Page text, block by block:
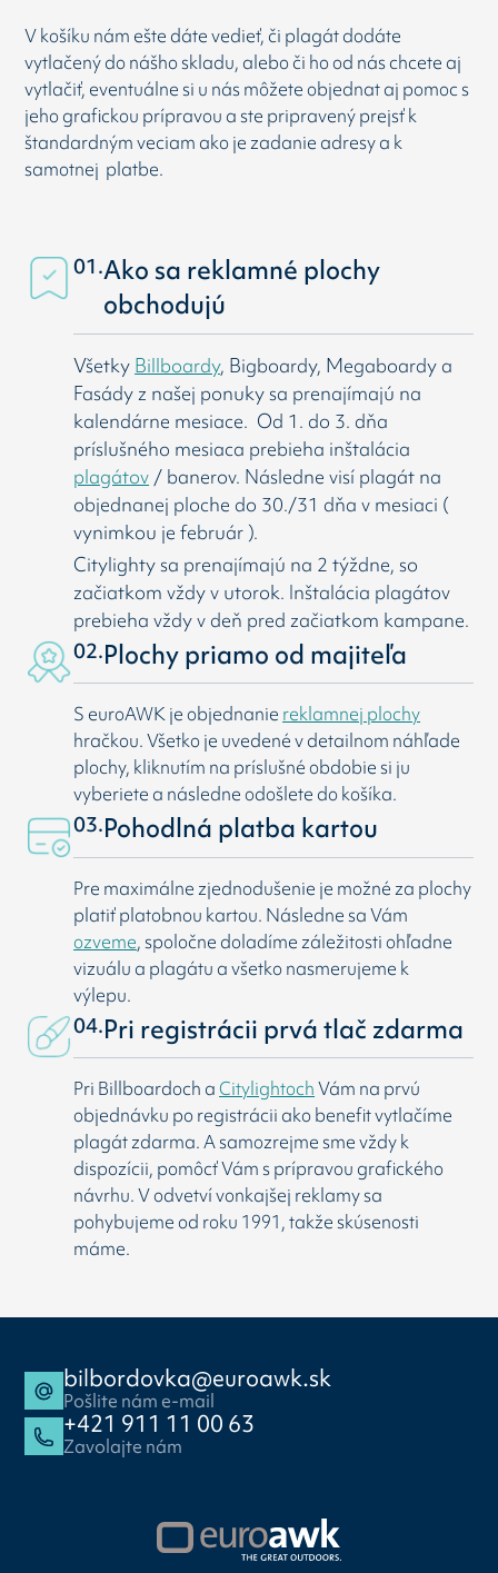
V košíku nám ešte dáte vedieť, či plagát dodáte
vytlačený do nášho skladu, alebo či ho od nás chcete aj
vytlačiť, eventuálne si u nás môžete objednat aj pomoc s
jeho grafickou prípravou a ste pripravený prejsť k
štandardným veciam ako je zadanie adresy a k
samotnej platbe.
01.Ako sa reklamné plochy
obchodujú
Všetky Billboardy, Bigboardy, Megaboardy a
Fasády z našej ponuky sa prenajímajú na
kalendárne mesiace. Od 1. do 3. dňa
príslušného mesiaca prebieha inštalácia
plagátov / banerov. Následne visí plagát na
objednanej ploche do 30./31 dňa v mesiaci (
vynimkou je február ).
Citylighty sa prenajímajú na 2 týždne, so
začiatkom vždy v utorok. Inštalácia plagátov
prebieha vždy v deň pred začiatkom kampane.
02.Plochy priamo od majiteľa
S euroAWK je objednanie reklamnej plochy
hračkou. Všetko je uvedené v detailnom náhľade
plochy, kliknutím na príslušné obdobie si ju
vyberiete a následne odošlete do košíka.
03.Pohodlná platba kartou
Pre maximálne zjednodušenie je možné za plochy
platiť platobnou kartou. Následne sa Vám
ozveme, spoločne doladíme záležitosti ohľadne
vizuálu a plagátu a všetko nasmerujeme k
výlepu.
04.Pri registrácii prvá tlač zdarma
Pri Billboardoch aCitylightochVám na prvú
objednávku po registrácii ako benefit vytlačíme
plagát zdarma. A samozrejme sme vždy k
dispozícii, pomôcť Vám s prípravou grafického
návrhu. V odvetví vonkajšej reklamy sa
pohybujeme od roku 1991, takže skúsenosti
máme.
bilbordovka@euroawk.sk
Pošlite nám e-mail
+421 911 11 00 63
Zavolajte nám